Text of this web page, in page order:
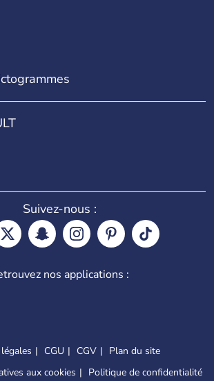
Suivez-nous :
nos applications :
CGU CGV
Plan du site
aux cookies
Politique de confidentialité